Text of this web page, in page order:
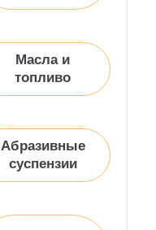
Масла и
топливо
Абразивные
суспензии